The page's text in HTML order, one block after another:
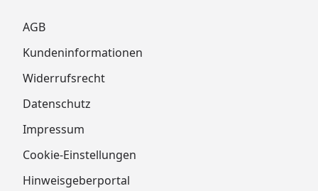
AGB
Kundeninformationen
Widerrufsrecht
Datenschutz
Impressum
Cookie-Einstellungen
Hinweisgeberportal